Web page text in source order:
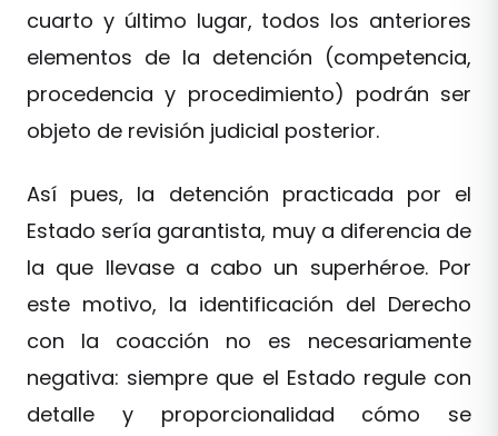
cuarto y último lugar, todos los anteriores
elementos de la detención (competencia,
procedencia y procedimiento) podrán ser
objeto de revisión judicial posterior.
Así pues, la detención practicada por el
Estado sería garantista, muy a diferencia de
la que llevase a cabo un superhéroe. Por
este motivo, la identificación del Derecho
con la coacción no es necesariamente
negativa: siempre que el Estado regule con
detalle y proporcionalidad cómo se